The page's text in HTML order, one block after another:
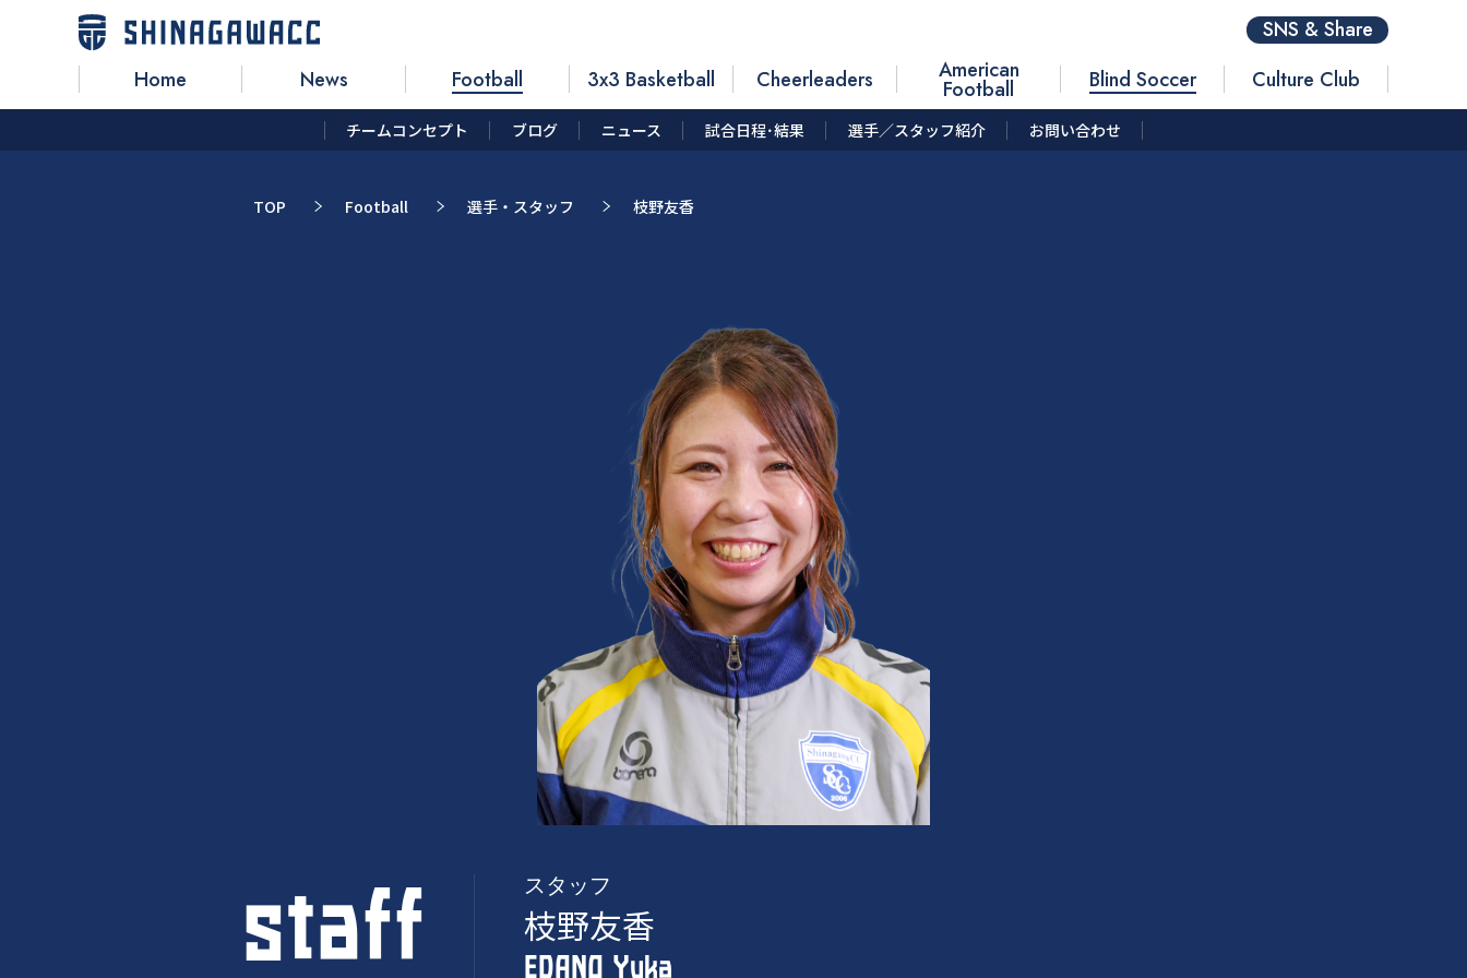
Home News Football 3x3 Basketball Cheerleaders American
Football Blind Soccer Culture Club
SNS & Share
チームコンセプト ブログ ニュース 試合日程･結果 選手／スタッフ紹介 お問い合わせ
TOP Football 選手・スタッフ 枝野友香
staff スタッフ
枝野友香
EDANO Yuka